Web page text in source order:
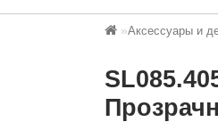
Аксессуары и